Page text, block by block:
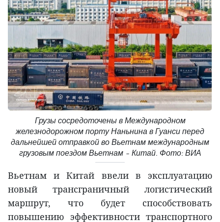
Грузы сосредоточены в Международном
железнодорожном порту Наньнина в Гуанси перед
дальнейшей отправкой во Вьетнам международным
грузовым поездом Вьетнам – Китай. Фото: ВИА
Вьетнам и Китай ввели в эксплуатацию
новый трансграничный логистический
маршрут, что будет способствовать
повышению эффективности транспортного